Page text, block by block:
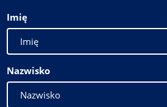
Imię
Nazwisko